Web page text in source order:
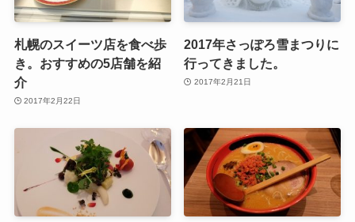
札幌のスイーツ店を食べ歩
き。おすすめの5店舗を紹
介
2017年2月22日
2017年さっぽろ雪まつりに
行ってきました。
2017年2月21日